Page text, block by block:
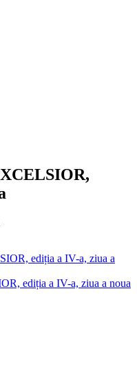
ediția a IV-a, ziua a
ediția a IV-a, ziua a noua